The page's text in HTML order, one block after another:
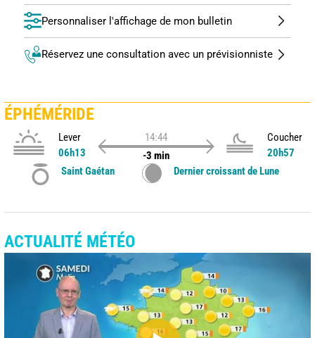
Personnaliser l'affichage de mon bulletin
Réservez une consultation avec un prévisionniste
ÉPHÉMÉRIDE
Lever
06h13
14:44
-3 min
Coucher
20h57
Saint Gaétan
Dernier croissant de Lune
ACTUALITÉ MÉTÉO